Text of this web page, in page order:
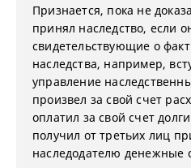
Признается, пока не
принял наследство, если
свидетельствующие о
наследства, например,
управление
произвел за свой счет
оплатил за свой счет
получил от третьих лиц
наследодателю денежные